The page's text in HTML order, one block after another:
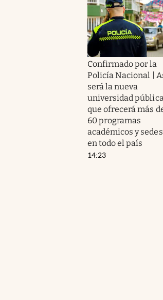
Confirmado por la
Policía Nacional |
será la nueva
universidad pública
que ofrecerá más
60 programas
académicos y sedes
en todo el país
14:23